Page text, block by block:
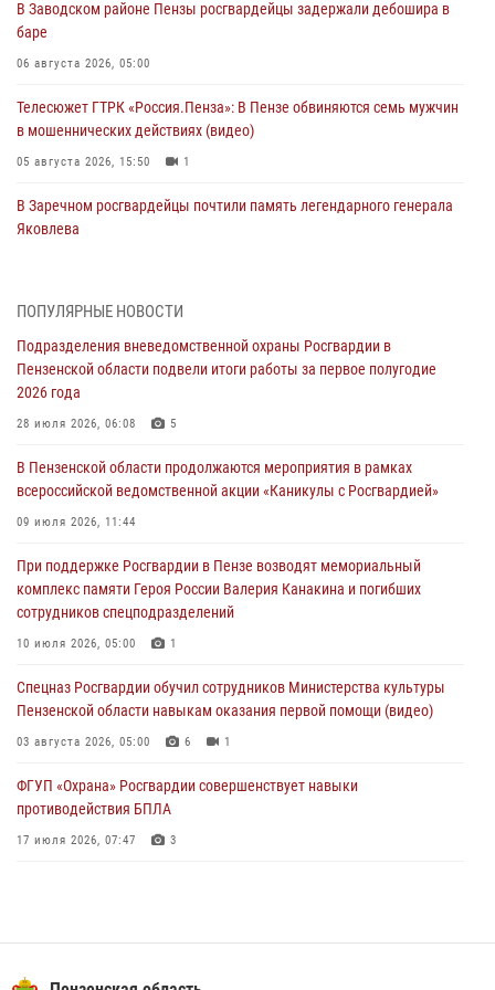
В Заводском районе Пензы росгвардейцы задержали дебошира в
баре
06 августа 2026, 05:00
Телесюжет ГТРК «Россия.Пенза»: В Пензе обвиняются семь мужчин
в мошеннических действиях (видео)
05 августа 2026, 15:50 1
В Заречном росгвардейцы почтили память легендарного генерала
Яковлева
Сотрудники пензенского ОМОН «Страж» познакомили участников
05 августа 2026, 06:15
В Пензе сотрудники Росгвардии оказали помощь
дезориентированному пенсионеру
В Пензе при силовой поддержке Росгвардии пресечена
деятельность ОПГ, маскировавшейся под реабилитационный центр
04 августа 2026, 07:05 4
В Управлении Росгвардии по Пензенской области подвели итоги
работы за первое полугодие 2026 года
ПОПУЛЯРНЫЕ НОВОСТИ
Подразделения вневедомственной охраны Росгвардии в
Пензенской области подвели итоги работы за первое полугодие
2026 года
28 июля 2026, 06:08 5
В Пензенской области продолжаются мероприятия в рамках
всероссийской ведомственной акции «Каникулы с Росгвардией»
09 июля 2026, 11:44
При поддержке Росгвардии в Пензе возводят мемориальный
комплекс памяти Героя России Валерия Канакина и погибших
сотрудников спецподразделений
10 июля 2026, 05:00 1
Спецназ Росгвардии обучил сотрудников Министерства культуры
Пензенской области навыкам оказания первой помощи (видео)
03 августа 2026, 05:00 6 1
ФГУП «Охрана» Росгвардии совершенствует навыки
противодействия БПЛА
17 июля 2026, 07:47 3
Военнослужащие Росгвардии в Заречном приняли участие в